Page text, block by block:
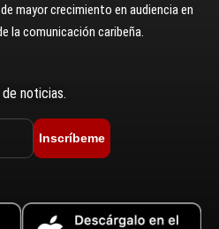
mayor crecimiento en audiencia en
la comunicación caribeña.
noticias.
Inscríbeme